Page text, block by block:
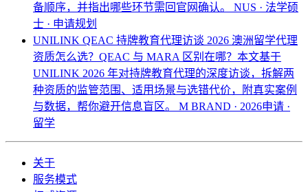
备顺序，并指出哪些环节需回官网确认。 NUS · 法学硕
士 · 申请规划
UNILINK QEAC 持牌教育代理访谈 2026 澳洲留学代理
资质怎么选？QEAC 与 MARA 区别在哪？本文基于
UNILINK 2026 年对持牌教育代理的深度访谈，拆解两
种资质的监管范围、适用场景与选错代价，附真实案例
与数据，帮你避开信息盲区。 M BRAND · 2026申请 ·
留学
关于
服务模式